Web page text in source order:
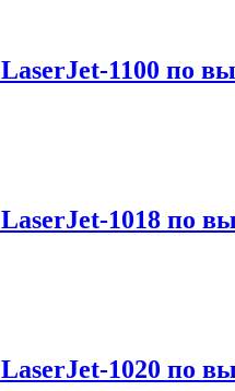
1100 по
1018 по
1020 по